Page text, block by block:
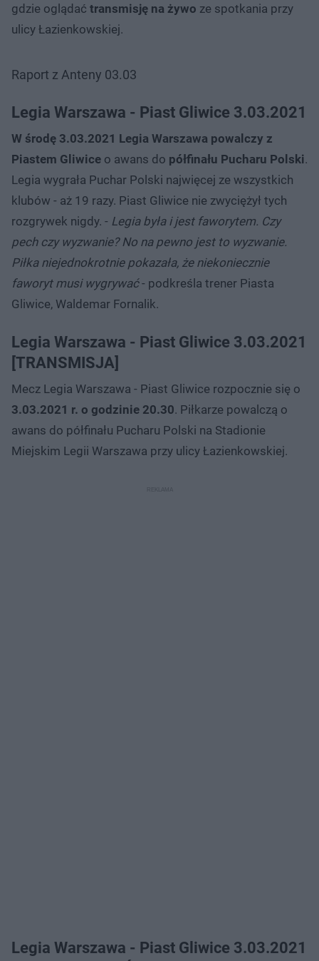
gdzie oglądać transmisję na żywo ze spotkania przy
ulicy Łazienkowskiej.
Raport z Anteny 03.03
Legia Warszawa - Piast Gliwice 3.03.2021
W środę 3.03.2021 Legia Warszawa powalczy z
Piastem Gliwice o awans do półfinału Pucharu Polski.
Legia wygrała Puchar Polski najwięcej ze wszystkich
klubów - aż 19 razy. Piast Gliwice nie zwyciężył tych
rozgrywek nigdy. - Legia była i jest faworytem. Czy
pech czy wyzwanie? No na pewno jest to wyzwanie.
Piłka niejednokrotnie pokazała, że niekoniecznie
faworyt musi wygrywać- podkreśla trener Piasta
Gliwice, Waldemar Fornalik.
Legia Warszawa - Piast Gliwice 3.03.2021
[TRANSMISJA]
Mecz Legia Warszawa - Piast Gliwice rozpocznie się o
3.03.2021 r. o godzinie 20.30. Piłkarze powalczą o
awans do półfinału Pucharu Polski na Stadionie
Miejskim Legii Warszawa przy ulicy Łazienkowskiej.
Legia Warszawa - Piast Gliwice 3.03.2021